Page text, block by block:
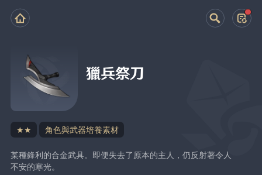
獵兵祭刀
★★ 角色與武器培養素材
某種鋒利的合金武具。即便失去了原本的主人，仍反射著令人
不安的寒光。